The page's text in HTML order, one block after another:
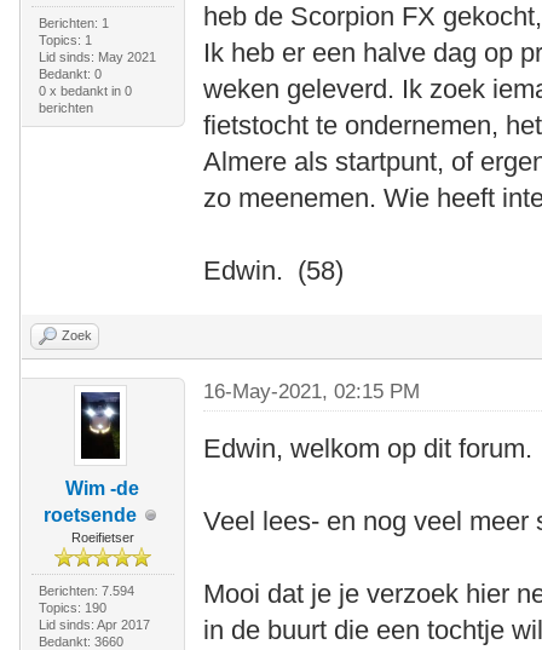
Berichten: 1
Topics: 1
Lid sinds: May 2021
Bedankt: 0
0 x bedankt in 0
berichten
heb de Scorpion FX
Ik heb er een halve dag op
weken geleverd. Ik zoek
fietstocht te ondernemen,
Almere als startpunt, of
zo meenemen. Wie heeft
Edwin. (58)
Zoek
Wim -de
roetsende
Roeifietser
Berichten: 7.594
Topics: 190
Lid sinds: Apr 2017
Bedankt: 3660
16-May-2021, 02:15 PM
Edwin, welkom op dit forum.
Veel lees- en nog veel meer
Mooi dat je je verzoek hier
in de buurt die een tochtje